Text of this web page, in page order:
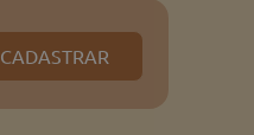
CADASTRAR